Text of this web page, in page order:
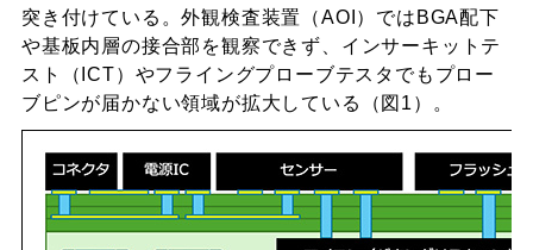
突き付けている。外観検査装置（AOI）ではBGA配下
や基板内層の接合部を観察できず、インサーキットテ
スト（ICT）やフライングプローブテスタでもプロー
ブピンが届かない領域が拡大している（図1）。